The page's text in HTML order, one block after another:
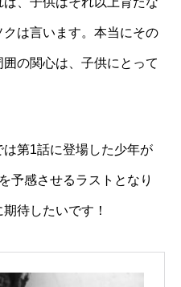
は言います。本当にその
の関心は、子供にとって
第1話に登場した少年が
予感させるラストとなり
待したいです！